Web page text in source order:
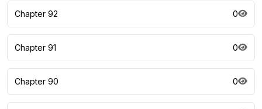
Chapter 92 0
Chapter 91 0
Chapter 90 0